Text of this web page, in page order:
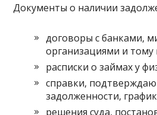
Документы о наличии
договоры с банками,
организациями и тому
расписки о займах у
справки,
задолженности,
решения суда,